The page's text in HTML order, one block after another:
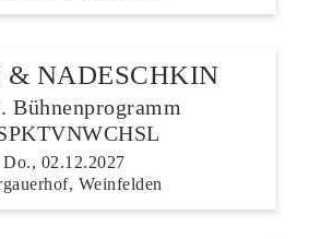
& NADESCHKIN
Bühnenprogramm
Do., 02.12.2027
Weinfelden